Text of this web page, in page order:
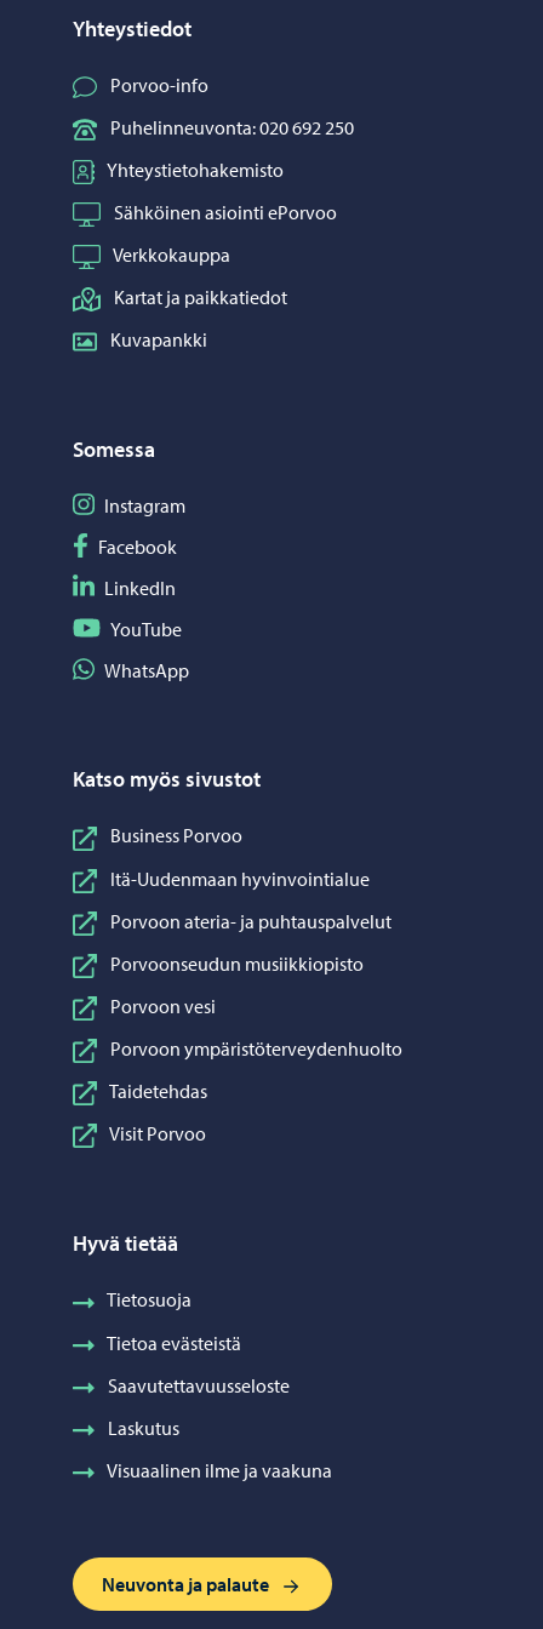
Yhteystiedot
Porvoo-info
Puhelinneuvonta: 020 692 250
Yhteystietohakemisto
Sähköinen asiointi ePorvoo
Verkkokauppa
Kartat ja paikkatiedot
Kuvapankki
Somessa
Seuraa Instagram
Instagram
Seuraa Facebook
Facebook
Seuraa LinkedIn
LinkedIn
Seuraa YouTube
YouTube
Jaa WhatsApp
WhatsApp
Katso myös sivustot
Business Porvoo
Itä-Uudenmaan hyvinvointialue
Porvoon ateria- ja puhtauspalvelut
Porvoonseudun musiikkiopisto
Porvoon vesi
Porvoon ympäristöterveydenhuolto
Taidetehdas
Visit Porvoo
Hyvä tietää
Tietosuoja
Tietoa evästeistä
Saavutettavuusseloste
Laskutus
Visuaalinen ilme ja vaakuna
Neuvonta ja palaute